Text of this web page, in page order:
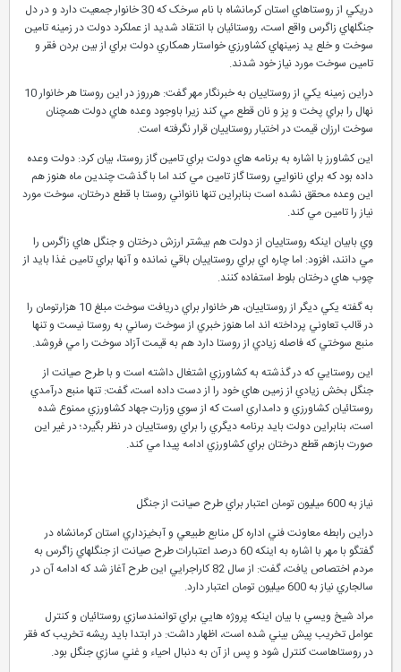
دريکي از روستاهاي استان کرمانشاه با نام سرخک که 30 خانوار جمعيت دارد و در دل
جنگلهاي زاگرس واقع است، روستائيان با انتقاد شديد از عملکرد دولت در زمينه تامين
سوخت و خلع يد زمينهاي کشاورزي خواستار همکاري دولت براي از بين بردن فقر و
تامين سوخت مورد نياز خود شدند.
دراين زمينه يکي از روستاييان به خبرنگار مهر گفت: هرروز در اين روستا هر خانوار 10
نهال را براي پخت و پز و نان قطع مي کند زيرا باوجود وعده هاي دولت همچنان
سوخت ارزان قيمت در اختيار روستاييان قرار نگرفته است.
اين کشاورز با اشاره به برنامه هاي دولت براي تامين گاز روستا، بيان کرد: دولت وعده
داده بود که براي نانوايي روستا گاز تامين مي کند اما با گذشت چندين ماه هنوز هم
اين وعده محقق نشده است بنابراين تنها نانواني روستا با قطع درختان، سوخت مورد
نياز را تامين مي کند.
وي بابيان اينکه روستاييان از دولت هم بيشتر ارزش درختان و جنگل هاي زاگرس را
مي دانند، افزود: اما چاره اي براي روستاييان باقي نمانده و آنها براي تامين غذا بايد از
چوب هاي درختان بلوط استفاده کنند.
به گفته يکي ديگر از روستاييان، هر خانوار براي دريافت سوخت مبلغ 10 هزارتومان را
در قالب تعاوني پرداخته اند اما هنوز خبري از سوخت رساني به روستا نيست و تنها
منبع سوختي که فاصله زيادي از روستا دارد هم به قيمت آزاد سوخت را مي فروشد.
اين روستايي که در گذشته به کشاورزي اشتغال داشته است و با طرح صيانت از
جنگل بخش زيادي از زمين هاي خود را از دست داده است، گفت: تنها منبع درآمدي
روستائيان کشاورزي و دامداري است که از سوي وزارت جهاد کشاورزي ممنوع شده
است، بنابراين دولت بايد برنامه ديگري را براي روستاييان در نظر بگيرد؛ در غير اين
صورت بازهم قطع درختان براي کشاورزي ادامه پيدا مي کند.
نياز به 600 ميليون تومان اعتبار براي طرح صيانت از جنگل
دراين رابطه معاونت فني اداره کل منابع طبيعي و آبخيزداري استان کرمانشاه در
گفتگو با مهر با اشاره به اينکه 60 درصد اعتبارات طرح صيانت از جنگلهاي زاگرس به
مردم اختصاص يافت، گفت: از سال 82 کاراجرايي اين طرح آغاز شد که ادامه آن در
سالجاري نياز به 600 ميليون تومان اعتبار دارد.
مراد شيخ ويسي با بيان اينکه پروژه هايي براي توانمندسازي روستائيان و کنترل
عوامل تخريب پيش بيني شده است، اظهار داشت: در ابتدا بايد ريشه تخريب که فقر
در روستاهاست کنترل شود و پس از آن به دنبال احياء و غني سازي جنگل بود.